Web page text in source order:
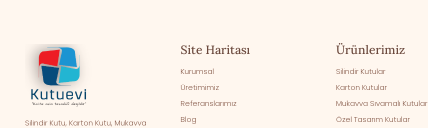
Silindir Kutu, Karton Kutu, Mukavva
Site Haritası
Kurumsal
Üretimimiz
Referanslarımız
Blog
Ürünlerimiz
Silindir Kutular
Karton Kutular
Mukavva Sıvamalı Kutular
Özel Tasarım Kutular